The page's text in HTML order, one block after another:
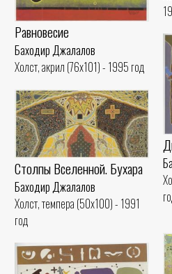
Равновесие
Баходир Джалалов
Холст, акрил (76x101) - 1995 год
Столпы Вселенной. Бухара
Баходир Джалалов
Холст, темпера (50x100) - 1991
год